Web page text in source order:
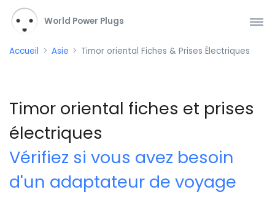
World Power Plugs
Accueil Asie Timor oriental Fiches & Prises Électriques
Timor oriental fiches et prises
électriques
Vérifiez si vous avez besoin
d'un adaptateur de voyage